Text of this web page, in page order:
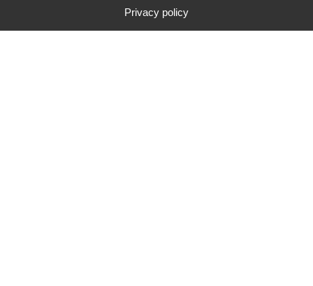
Privacy policy